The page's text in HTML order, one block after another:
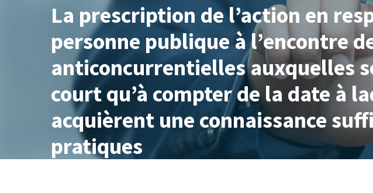
La prescription de l’action en
personne publique à l’encontre
anticoncurrentielles auxquelles
court qu’à compter de la date à
acquièrent une connaissance
pratiques